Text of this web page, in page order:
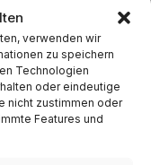
verwenden wir
zu speichern
Technologien
oder eindeutige
nicht zustimmen oder
Features und